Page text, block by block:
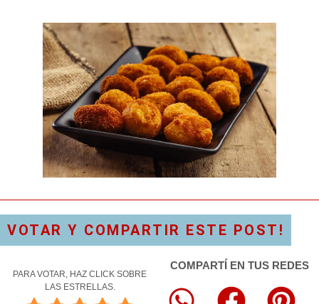
VOTAR Y COMPARTIR ESTE POST!
PARA VOTAR, HAZ CLICK SOBRE
LAS ESTRELLAS.
COMPARTÍ EN TUS REDES